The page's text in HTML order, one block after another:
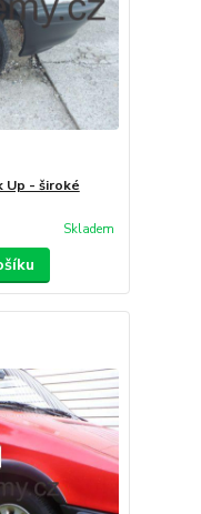
Up - široké
Skladem